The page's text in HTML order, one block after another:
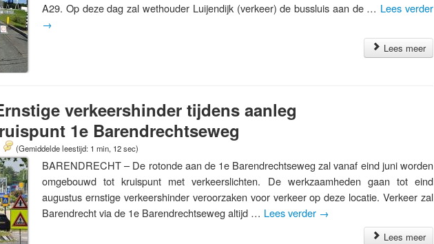
A29. Op deze dag zal wethouder Luijendijk (verkeer) de bussluis aan de … Lees verder
→
Lees meer
verkeershinder tijdens aanleg
1e Barendrechtseweg
(Gemiddelde leestijd: 1 min, 12 sec)
BARENDRECHT – De rotonde aan de 1e Barendrechtseweg zal vanaf eind juni worden
omgebouwd tot kruispunt met verkeerslichten. De werkzaamheden gaan tot eind
augustus ernstige verkeershinder veroorzaken voor verkeer op deze locatie. Verkeer zal
Barendrecht via de 1e Barendrechtseweg altijd … Lees verder →
Lees meer